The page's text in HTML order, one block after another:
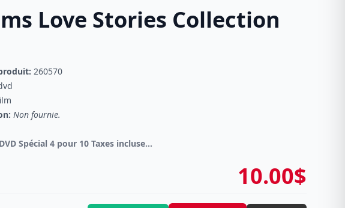
Love Stories Collection
260570
Non fournie.
DVD Spécial 4 pour 10 Taxes incluses sur -4.00$
10.00$